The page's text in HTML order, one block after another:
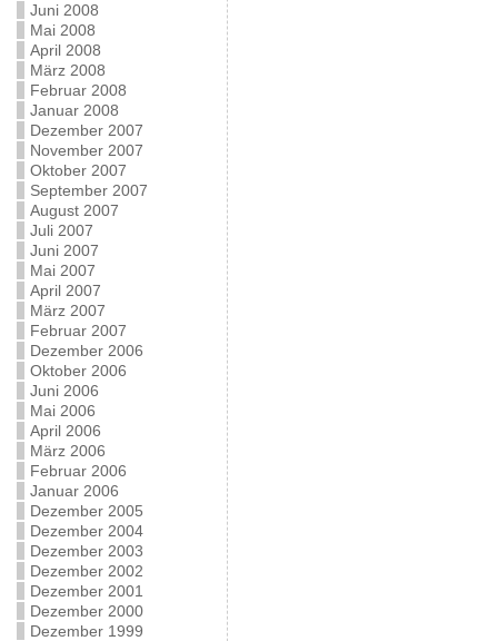
Juni 2008
Mai 2008
April 2008
März 2008
Februar 2008
Januar 2008
Dezember 2007
November 2007
Oktober 2007
September 2007
August 2007
Juli 2007
Juni 2007
Mai 2007
April 2007
März 2007
Februar 2007
Dezember 2006
Oktober 2006
Juni 2006
Mai 2006
April 2006
März 2006
Februar 2006
Januar 2006
Dezember 2005
Dezember 2004
Dezember 2003
Dezember 2002
Dezember 2001
Dezember 2000
Dezember 1999